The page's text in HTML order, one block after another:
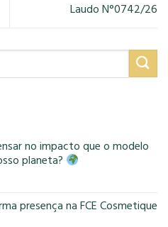
Laudo N°0742/26
no impacto que o modelo
planeta?
presença na FCE Cosmetique